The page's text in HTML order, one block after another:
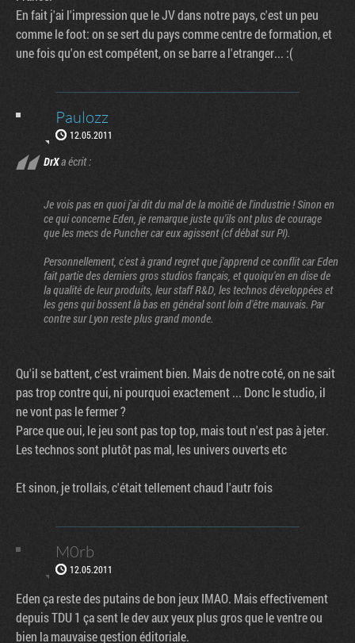
En fait j'ai l'impression que le JV dans notre pays, c'est un peu
comme le foot: on se sert du pays comme centre de formation, et
une fois qu'on est compétent, on se barre a l'etranger... :(
Paulozz
12.05.2011
DrXa écrit :
Je vois pas en quoi j'ai dit du mal de la moitié de l'industrie ! Sinon en
ce qui concerne Eden, je remarque juste qu'ils ont plus de courage
que les mecs de Puncher car eux agissent (cf débat sur PI).
Personnellement, c'est à grand regret que j'apprend ce conflit car Eden
fait partie des derniers gros studios français, et quoiqu'en en dise de
la qualité de leur produits, leur staff R&D, les technos développées et
les gens qui bossent là bas en général sont loin d'être mauvais. Par
contre sur Lyon reste plus grand monde.
Qu'il se battent, c'est vraiment bien. Mais de notre coté, on ne sait
pas trop contre qui, ni pourquoi exactement ... Donc le studio, il
ne vont pas le fermer ?
Parce que oui, le jeu sont pas top top, mais tout n'est pas à jeter.
Les technos sont plutôt pas mal, les univers ouverts etc
Et sinon, je trollais, c'était tellement chaud l'autr fois
M0rb
12.05.2011
Eden ça reste des putains de bon jeux IMAO. Mais effectivement
depuis TDU 1 ça sent le dev aux yeux plus gros que le ventre ou
bien la mauvaise gestion éditoriale.